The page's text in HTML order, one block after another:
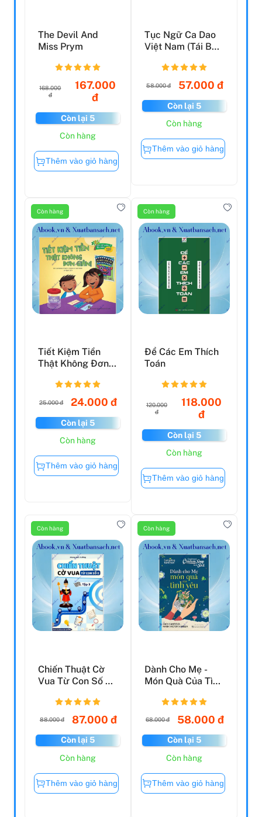
The Devil And
Miss Prym
168.000
đ
167.000
đ
Còn lại 5
Còn hàng
Thêm vào giỏ hàng
Tục Ngữ Ca Dao
Việt Nam (Tái Bản
58.000 đ 57.000 đ
Còn lại 5
Còn hàng
Thêm vào giỏ hàng
Còn hàng
Tiết Kiệm Tiền
Thật Không Đơn
Quản...
25.000 đ 24.000 đ
Còn lại 5
Còn hàng
Thêm vào giỏ hàng
Còn hàng
Để Các Em Thích
Toán
120.000
đ
118.000
đ
Còn lại 5
Còn hàng
Thêm vào giỏ hàng
Còn hàng
Chiến Thuật Cờ
Vua Từ Con Số 0 -
88.000 đ 87.000 đ
Còn lại 5
Còn hàng
Thêm vào giỏ hàng
Còn hàng
Dành Cho Mẹ -
Món Quà Của Tình
2021)
68.000 đ 58.000 đ
Còn lại 5
Còn hàng
Thêm vào giỏ hàng